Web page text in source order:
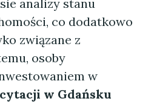
analizy stanu
co dodatkowo
związane z
osoby
w
w Gdańsku